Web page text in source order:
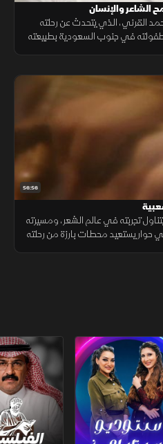
الشاعر والإنسان
القرني، الذي يتحدث عن رحلته
طفولته في جنوب السعودية بطبيعته
56:56
تجربته في عالم الشعر، ومسيرته
حوار يستعيد محطات بارزة من رحلته
ستايلي الفيلسوف